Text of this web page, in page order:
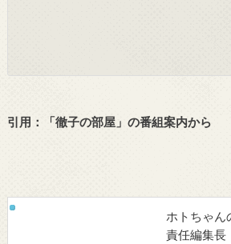
引用：「徹子の部屋」の番組案内から
ホトちゃん
責任編集長